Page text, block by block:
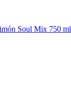
Soul Mix 750 ml